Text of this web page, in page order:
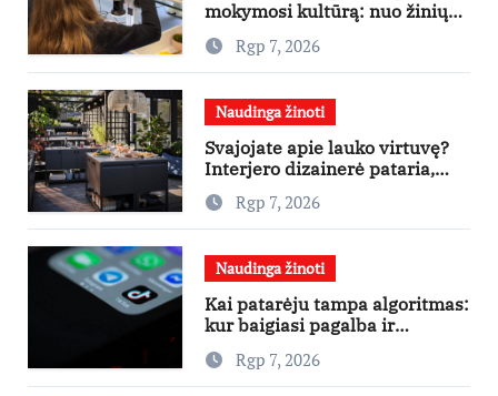
mokymosi kultūrą: nuo žinių
kaupimo – prie jų supratimo ir
taikymo
Rgp 7, 2026
Naudinga žinoti
Svajojate apie lauko virtuvę?
Interjero dizainerė pataria,
nuo ko pradėti
Rgp 7, 2026
Naudinga žinoti
Kai patarėju tampa algoritmas:
kur baigiasi pagalba ir
prasideda reklama?
Rgp 7, 2026